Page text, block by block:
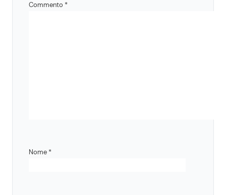
Commento *
Nome *